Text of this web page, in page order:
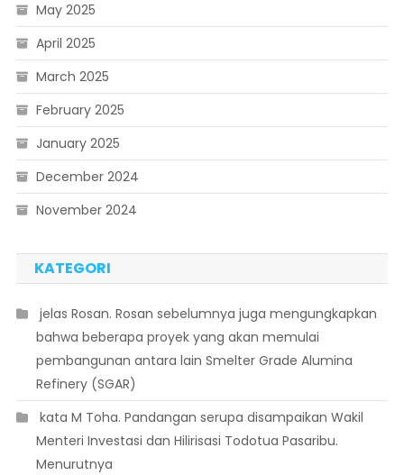
May 2025
April 2025
March 2025
February 2025
January 2025
December 2024
November 2024
KATEGORI
 jelas Rosan. Rosan sebelumnya juga mengungkapkan
bahwa beberapa proyek yang akan memulai
pembangunan antara lain Smelter Grade Alumina
Refinery (SGAR)
 kata M Toha. Pandangan serupa disampaikan Wakil
Menteri Investasi dan Hilirisasi Todotua Pasaribu.
Menurutnya